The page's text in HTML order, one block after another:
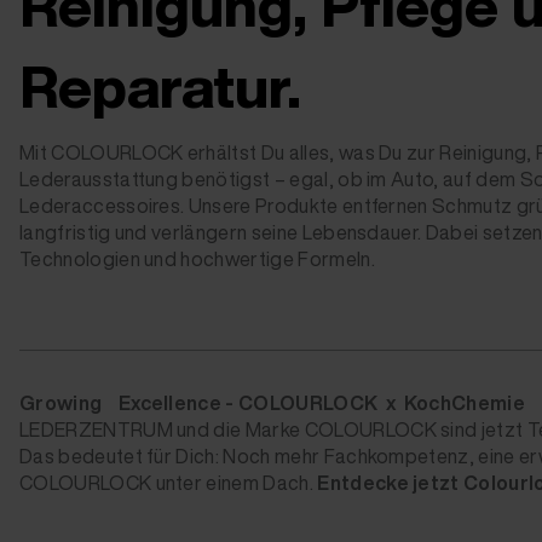
Reparatur.
Mit COLOURLOCK erhältst Du alles, was Du zur
Lederausstattung benötigst – egal, ob im Auto, auf dem
Lederaccessoires. Unsere Produkte entfernen Schmutz
langfristig und verlängern seine Lebensdauer. Dabei
Technologien und hochwertige Formeln.
Growing Excellence - COLOURLOCK x KochChemie
LEDERZENTRUM und die Marke COLOURLOCK sind jetzt
Das bedeutet für Dich: Noch mehr Fachkompetenz, eine
COLOURLOCK unter einem Dach. Entdecke jetzt